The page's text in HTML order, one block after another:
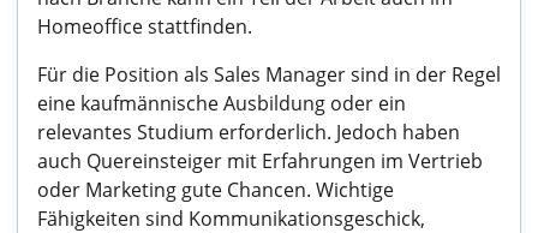
Homeoffice stattfinden.
Für die Position als Sales Manager sind in der Regel
eine kaufmännische Ausbildung oder ein
relevantes Studium erforderlich. Jedoch haben
auch Quereinsteiger mit Erfahrungen im Vertrieb
oder Marketing gute Chancen. Wichtige
Fähigkeiten sind Kommunikationsgeschick,